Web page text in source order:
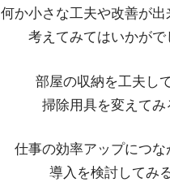
何か小さな工夫や改善が
考えてみてはいかがで
部屋の収納を工夫し
掃除用具を変えてみ
仕事の効率アップにつ
導入を検討してみ